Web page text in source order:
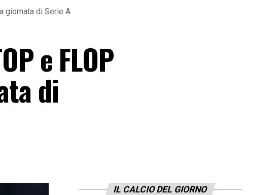
giornata di Serie A
e FLOP
di
IL CALCIO DEL GIORNO